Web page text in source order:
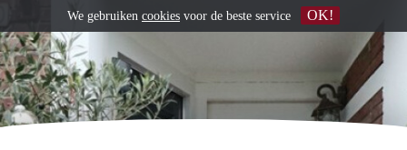
We gebruiken cookies voor de beste service OK!